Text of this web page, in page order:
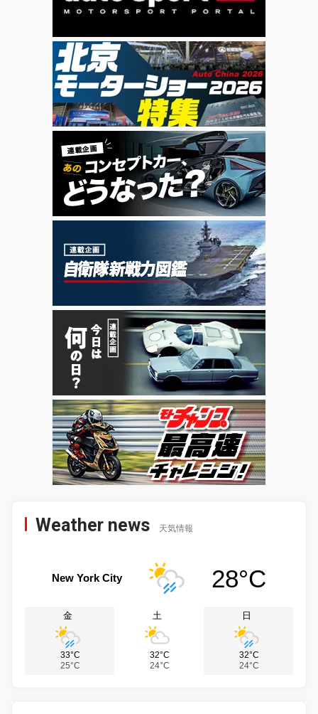
Weather news 天気情報
New York City 28°C
金
33°C
25°C
土
32°C
24°C
日
32°C
24°C